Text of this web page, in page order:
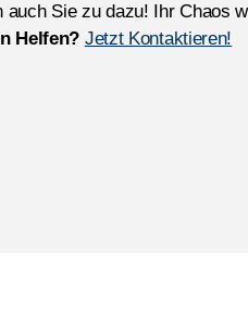
auch Sie zu dazu! Ihr Chaos
Helfen? Jetzt Kontaktieren!